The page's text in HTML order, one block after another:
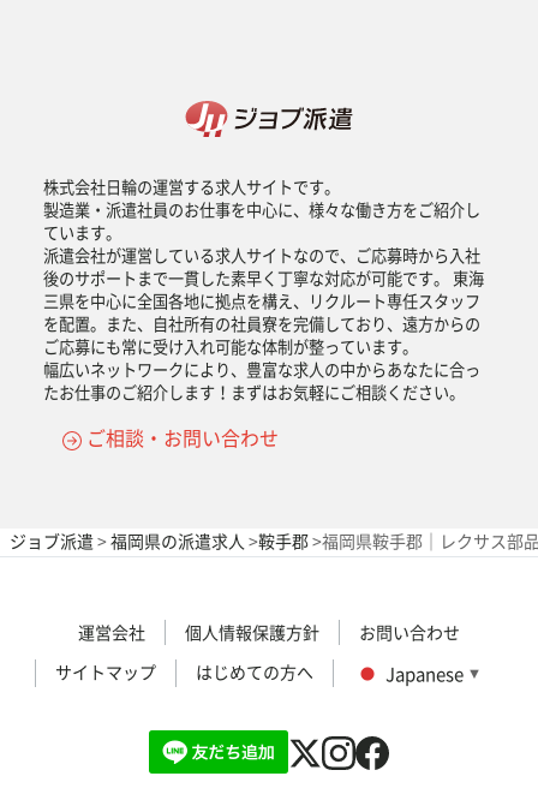
株式会社日輪の運営する求人サイトです。
製造業・派遣社員のお仕事を中心に、様々な働き方をご紹介し
ています。
派遣会社が運営している求人サイトなので、ご応募時から入社
後のサポートまで一貫した素早く丁寧な対応が可能です。 東海
三県を中心に全国各地に拠点を構え、リクルート専任スタッフ
を配置。また、自社所有の社員寮を完備しており、遠方からの
ご応募にも常に受け入れ可能な体制が整っています。
幅広いネットワークにより、豊富な求人の中からあなたに合っ
たお仕事のご紹介します！まずはお気軽にご相談ください。
ご相談・お問い合わせ
ジョブ派遣>福岡県の派遣求人 >鞍手郡>福岡県鞍手郡｜レクサス部
運営会社 個人情報保護方針
お問い合わせ
サイトマップ
はじめての方へ Japanese ▼